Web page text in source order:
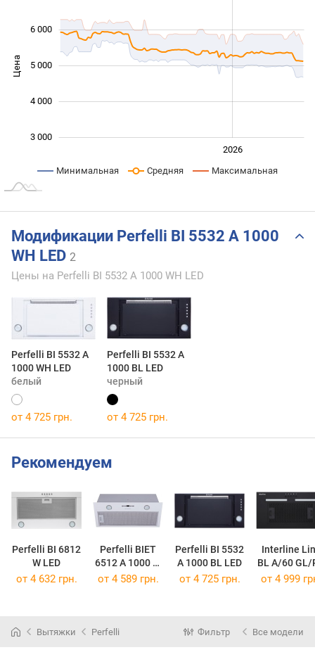
Цена 3 500
3 000
4 000
5 000
6 000
2026
Минимальная Средняя Максимальная
Модификации Perfelli BI 5532 A 1000
WH LED 2
Цены на Perfelli BI 5532 A 1000 WH LED
Perfelli BI 5532 A
1000 WH LED
белый
Perfelli BI 5532 A
1000 BL LED
черный
от 4 725 грн. от 4 725 грн.
Рекомендуем
Perfelli BI 6812
W LED
Perfelli BIET
6512 A 1000 W
LED
Perfelli BI 5532
A 1000 BL LED
Interline
BL A/60 GL/
от 4 632 грн. от 4 589 грн. от 4 725 грн. от 4 999
Вытяжки Perfelli Фильтр Все модели